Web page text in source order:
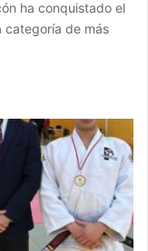
ha conquistado el
categoría de más